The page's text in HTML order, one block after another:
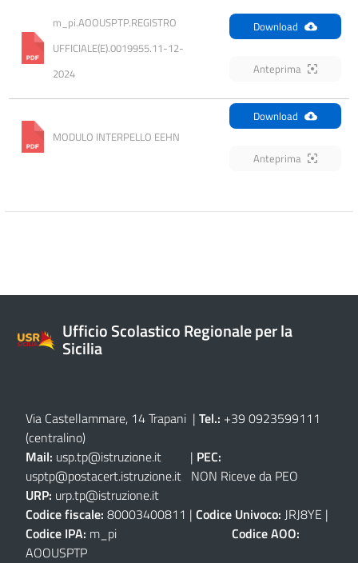
m_pi.AOOUSPTP.REGISTRO
UFFICIALE(E).0019955.11-12-
2024
Download
Anteprima
MODULO INTERPELLO EEHN
Download
Anteprima
Ufficio Scolastico Regionale per la
Sicilia
Via Castellammare, 14 Trapani | Tel.: +39 0923599111
(centralino)
Mail: usp.tp@istruzione.it | PEC:
usptp@postacert.istruzione.it NON Riceve da PEO
URP: urp.tp@istruzione.it
Codice fiscale: 80003400811 | Codice Univoco: JRJ8YE |
Codice IPA: m_pi Codice AOO:
AOOUSPTP